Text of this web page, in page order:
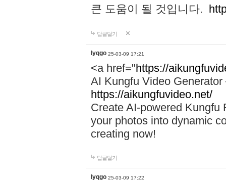
큰 도움이 될 것입니다.
답글달기
lyqgo 25-03-09 17:21
<a href="https://
AI Kungfu Video
https://aikungfuvideo.net/
Create AI-powered Kungfu
your photos into dynamic
creating now!
답글달기
lyqgo 25-03-09 17:22